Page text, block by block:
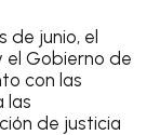
de junio, el
el Gobierno de
con las
las
de justicia